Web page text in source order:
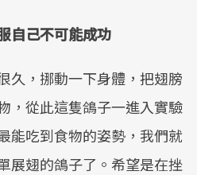
自己不可能成功
久，挪動一下身體，把翅膀
，從此這隻鴿子一進入實驗
能吃到食物的姿勢，我們就
展翅的鴿子了。希望是在挫